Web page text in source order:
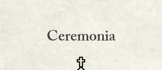
Ceremonia